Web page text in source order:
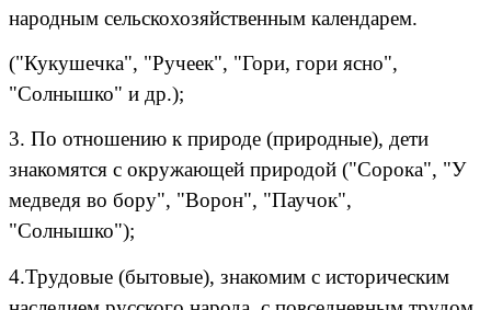
народным сельскохозяйственным календарем.
("Кукушечка", "Ручеек", "Гори, гори ясно",
"Солнышко" и др.);
3. По отношению к природе (природные), дети
знакомятся с окружающей природой ("Сорока", "У
медведя во бору", "Ворон", "Паучок",
"Солнышко");
4.Трудовые (бытовые), знакомим с историческим